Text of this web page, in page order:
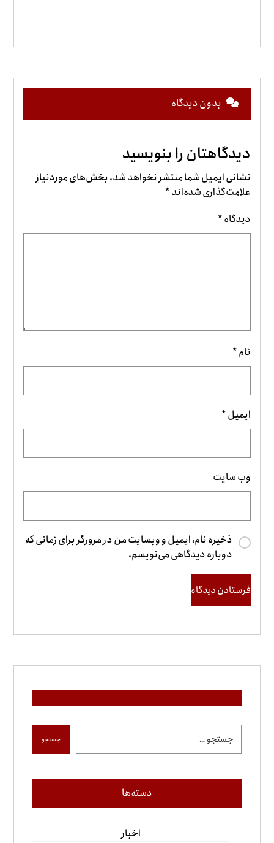
بدون دیدگاه
دیدگاهتان را بنویسید
نشانی ایمیل شما منتشر نخواهد شد.بخش‌های موردنیاز
علامت‌گذاری شده‌اند*
دیدگاه*
نام*
ایمیل*
وب‌ سایت
ذخیره نام، ایمیل و وبسایت من در مرورگر برای زمانی که
دوباره دیدگاهی می‌نویسم.
فرستادن دیدگاه
جستجو
دسته‌ها
اخبار